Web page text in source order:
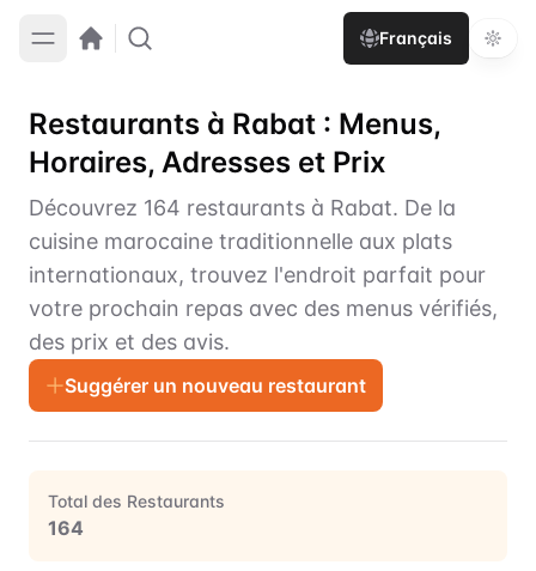
Français
Restaurants à Rabat : Menus,
Horaires, Adresses et Prix
Découvrez 164 restaurants à Rabat. De la
cuisine marocaine traditionnelle aux plats
internationaux, trouvez l'endroit parfait pour
votre prochain repas avec des menus vérifiés,
des prix et des avis.
Suggérer un nouveau restaurant
Total des Restaurants
164